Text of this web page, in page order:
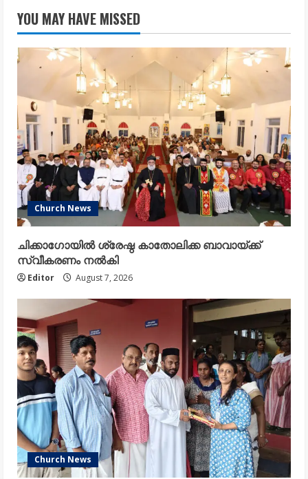
YOU MAY HAVE MISSED
Church News
ചിക്കാഗോയിൽ ശ്രേഷ്ഠ കാതോലിക്ക ബാവായ്ക്ക്
സ്വീകരണം നൽകി
Editor August 7, 2026
Church News